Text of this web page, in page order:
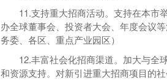
11.支持重大招商活动。支持在本市
办全球董事会、投资者大会、年度会议
务委、各区、重点产业园区）
12.丰富社会化招商渠道。加大与全
和资源支持。对新引进重大招商项目的